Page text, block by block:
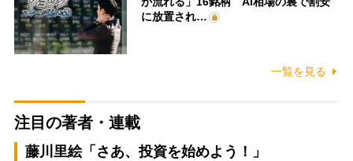
に放置され…
一覧を見る
注目の著者・連載
藤川里絵「さあ、投資を始めよう！」